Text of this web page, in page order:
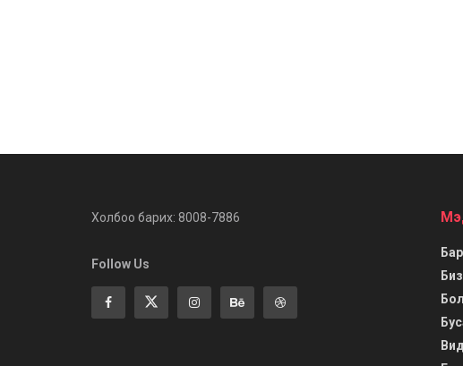
Холбоо барих: 8008-7886
Follow Us